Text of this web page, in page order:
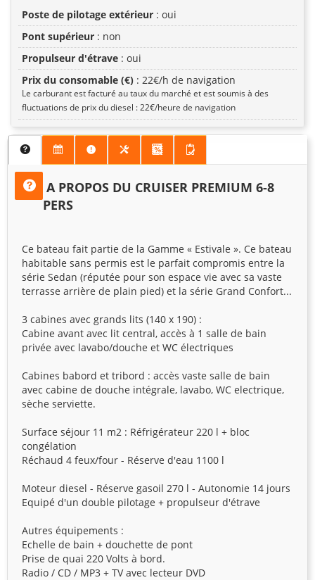
Poste de pilotage extérieur : oui
Pont supérieur : non
Propulseur d'étrave : oui
Prix du consomable (€) : 22€/h de navigation
Le carburant est facturé au taux du marché et est soumis à des
fluctuations de prix du diesel : 22€/heure de navigation
A PROPOS DU CRUISER PREMIUM 6-8
PERS
Ce bateau fait partie de la Gamme « Estivale ». Ce bateau
habitable sans permis est le parfait compromis entre la
série Sedan (réputée pour son espace vie avec sa vaste
terrasse arrière de plain pied) et la série Grand Confort...
3 cabines avec grands lits (140 x 190) :
Cabine avant avec lit central, accès à 1 salle de bain
privée avec lavabo/douche et WC électriques
Cabines babord et tribord : accès vaste salle de bain
avec cabine de douche intégrale, lavabo, WC electrique,
sèche serviette.
Surface séjour 11 m2 : Réfrigérateur 220 l + bloc
congélation
Réchaud 4 feux/four - Réserve d'eau 1100 l
Moteur diesel - Réserve gasoil 270 l - Autonomie 14 jours
Equipé d'un double pilotage + propulseur d'étrave
Autres équipements :
Echelle de bain + douchette de pont
Prise de quai 220 Volts à bord.
Radio / CD / MP3 + TV avec lecteur DVD